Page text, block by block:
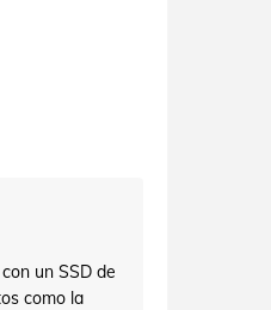
un SSD de
como la